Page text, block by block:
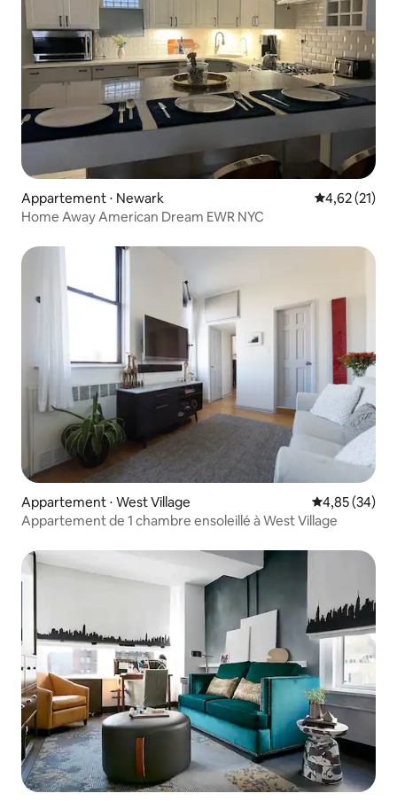
Appartement ⋅ Newark Évaluation
4,62 (21)
Home Away American Dream EWR NYC
Appartement ⋅ West Village Évaluation
4,85 (34)
Appartement de 1 chambre ensoleillé à West Village